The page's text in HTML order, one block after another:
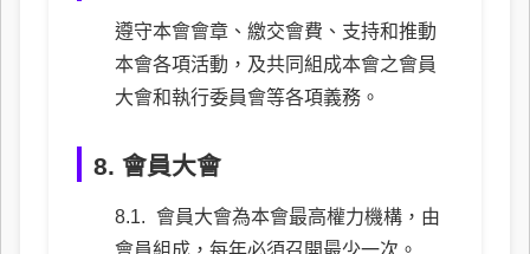
遵守本會會章、繳交會費、支持和推動
本會各項活動，及共同組成本會之會員
大會和執行委員會等各項義務。
8. 會員大會
會員大會為本會最高權力機構，由